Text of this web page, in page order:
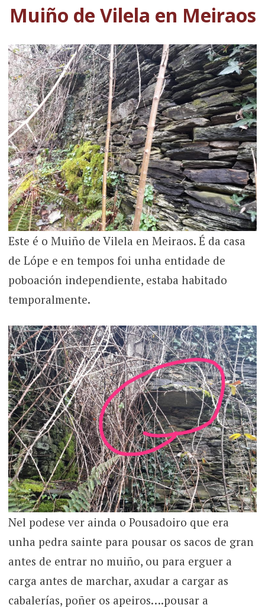
Muiño de Vilela en Meiraos
Este é o Muiño de Vilela en Meiraos. É da casa
de Lópe e en tempos foi unha entidade de
poboación independiente, estaba habitado
temporalmente.
Nel podese ver ainda o Pousadoiro que era
unha pedra sainte para pousar os sacos de gran
antes de entrar no muiño, ou para erguer a
carga antes de marchar, axudar a cargar as
cabalerías, poñer os apeiros….pousar a